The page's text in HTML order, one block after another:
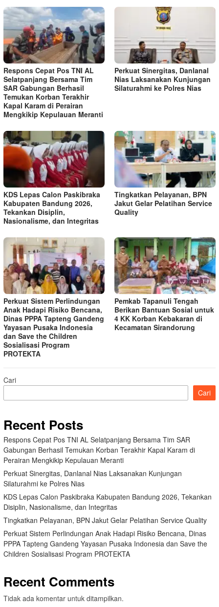
Respons Cepat Pos TNI AL
Selatpanjang Bersama Tim
SAR Gabungan Berhasil
Temukan Korban Terakhir
Kapal Karam di Perairan
Mengkikip Kepulauan Meranti
Perkuat Sinergitas, Danlanal
Nias Laksanakan Kunjungan
Silaturahmi ke Polres Nias
KDS Lepas Calon Paskibraka
Kabupaten Bandung 2026,
Tekankan Disiplin,
Nasionalisme, dan Integritas
Tingkatkan Pelayanan, BPN
Jakut Gelar Pelatihan Service
Quality
Perkuat Sistem Perlindungan
Anak Hadapi Risiko Bencana,
Dinas PPPA Tapteng Gandeng
Yayasan Pusaka Indonesia
dan Save the Children
Sosialisasi Program
PROTEKTA
Pemkab Tapanuli Tengah
Berikan Bantuan Sosial untuk
4 KK Korban Kebakaran di
Kecamatan Sirandorung
Cari
Cari
Recent Posts
Respons Cepat Pos TNI AL Selatpanjang Bersama Tim SAR
Gabungan Berhasil Temukan Korban Terakhir Kapal Karam di
Perairan Mengkikip Kepulauan Meranti
Perkuat Sinergitas, Danlanal Nias Laksanakan Kunjungan
Silaturahmi ke Polres Nias
KDS Lepas Calon Paskibraka Kabupaten Bandung 2026, Tekankan
Disiplin, Nasionalisme, dan Integritas
Tingkatkan Pelayanan, BPN Jakut Gelar Pelatihan Service Quality
Perkuat Sistem Perlindungan Anak Hadapi Risiko Bencana, Dinas
PPPA Tapteng Gandeng Yayasan Pusaka Indonesia dan Save the
Children Sosialisasi Program PROTEKTA
Recent Comments
Tidak ada komentar untuk ditampilkan.